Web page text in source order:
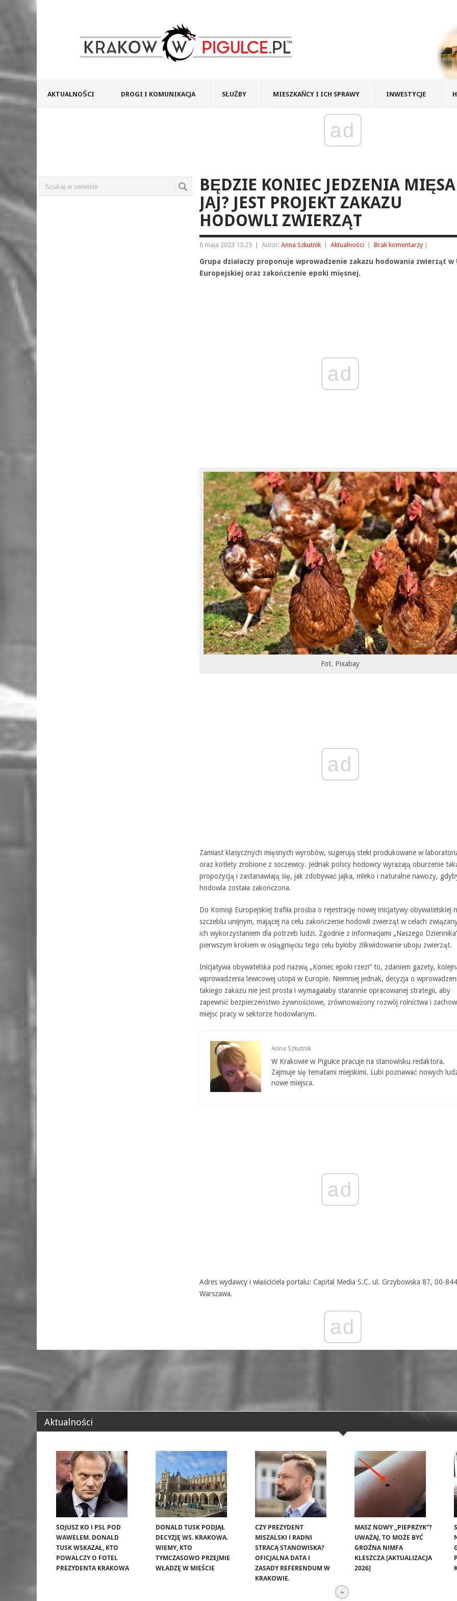
AKTUALNOŚCI DROGI I KOMUNIKACJA SŁUŻBY MIESZKAŃCY I ICH SPRAWY INWESTYCJE
ad
BĘDZIE KONIEC JEDZENIA
JAJ? JEST PROJEKT ZAKAZU
HODOWLI ZWIERZĄT
6 maja 2023 13:25 Autor: Anna Szkutnik Aktualności Brak komentarzy
Grupa działaczy proponuje wprowadzenie zakazu hodowania zwierząt w
Europejskiej oraz zakończenie epoki mięsnej.
ad
Fot. Pixabay
ad
Zamiast klasycznych mięsnych wyrobów, sugerują steki produkowane w
oraz kotlety zrobione z soczewicy. Jednak polscy hodowcy wyrażają oburzenie
propozycją i zastanawiają się, jak zdobywać jajka, mleko i naturalne nawozy,
hodowla została zakończona.
Do Komisji Europejskiej trafiła prośba o rejestrację nowej inicjatywy obywatelskiej
szczeblu unijnym, mającej na celu zakończenie hodowli zwierząt w celach
ich wykorzystaniem dla potrzeb ludzi. Zgodnie z informacjami „Naszego
pierwszym krokiem w osiągnięciu tego celu byłoby zlikwidowanie uboju zwierząt.
Inicjatywa obywatelska pod nazwą „Koniec epoki rzezi” to, zdaniem gazety,
wprowadzenia lewicowej utopii w Europie. Niemniej jednak, decyzja o
takiego zakazu nie jest prosta i wymagałaby starannie opracowanej strategii, aby
zapewnić bezpieczeństwo żywnościowe, zrównoważony rozwój rolnictwa i
miejsc pracy w sektorze hodowlanym.
Anna Szkutnik
W Krakowie w Pigułce pracuje na stanowisku redaktora.
Zajmuje się tematami miejskimi. Lubi poznawać nowych
nowe miejsca.
ad
Adres wydawcy i właściciela portalu: Capital Media S.C. ul. Grzybowska 87, 00-844
Warszawa.
ad
Aktualności
SOJUSZ KO I PSL POD
WAWELEM. DONALD
TUSK WSKAZAŁ, KTO
POWALCZY O FOTEL
PREZYDENTA KRAKOWA
DONALD TUSK PODJĄŁ
DECYZJĘ WS. KRAKOWA.
WIEMY, KTO
TYMCZASOWO PRZEJMIE
WŁADZĘ W MIEŚCIE
CZY PREZYDENT
MISZALSKI I RADNI
STRACĄ STANOWISKA?
OFICJALNA DATA I
ZASADY REFERENDUM W
KRAKOWIE.
MASZ NOWY „PIEPRZYK”?
UWAŻAJ, TO MOŻE BYĆ
GROŹNA NIMFA
KLESZCZA [AKTUALIZACJA
2026]